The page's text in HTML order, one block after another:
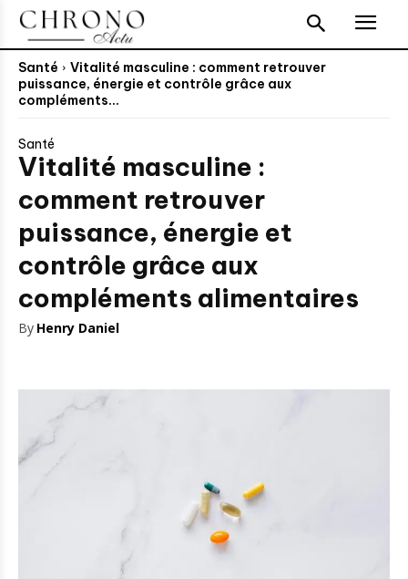
Santé
Vitalité masculine : comment retrouver
puissance, énergie et contrôle grâce aux
compléments...
Santé
Vitalité masculine :
comment retrouver
puissance, énergie et
contrôle grâce aux
compléments alimentaires
By Henry Daniel